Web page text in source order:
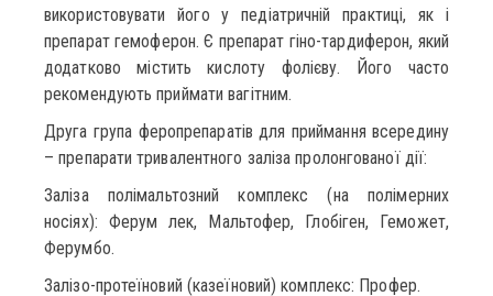
використовувати його у педіатричній практиці, як і
препарат гемоферон. Є препарат гіно-тардиферон, який
додатково містить кислоту фолієву. Його часто
рекомендують приймати вагітним.
Друга група феропрепаратів для приймання всередину
– препарати тривалентного заліза пролонгованої дії:
Заліза полімальтозний комплекс (на полімерних
носіях): Ферум лек, Мальтофер, Глобіген, Геможет,
Ферумбо.
Залізо-протеїновий (казеїновий) комплекс: Профер.